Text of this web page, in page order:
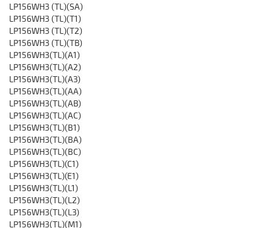
LP156WH3 (TL)(SA)
LP156WH3 (TL)(T1)
LP156WH3 (TL)(T2)
LP156WH3 (TL)(TB)
LP156WH3(TL)(A1)
LP156WH3(TL)(A2)
LP156WH3(TL)(A3)
LP156WH3(TL)(AA)
LP156WH3(TL)(AB)
LP156WH3(TL)(AC)
LP156WH3(TL)(B1)
LP156WH3(TL)(BA)
LP156WH3(TL)(BC)
LP156WH3(TL)(C1)
LP156WH3(TL)(E1)
LP156WH3(TL)(L1)
LP156WH3(TL)(L2)
LP156WH3(TL)(L3)
LP156WH3(TL)(M1)